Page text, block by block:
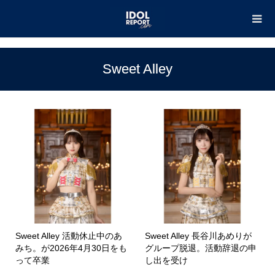
Sweet Alley
Sweet Alley 活動休止中のあ
みち。が2026年4月30日をも
って卒業
Sweet Alley 長谷川あめりが
グループ脱退。活動辞退の申
し出を受け